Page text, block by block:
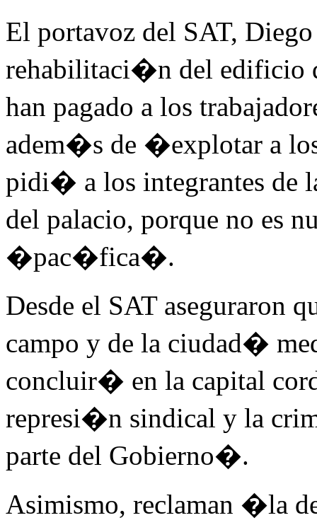
El portavoz del SAT,
rehabilitaci�n del edificio
han pagado a los
adem�s de �explotar a
pidi� a los integrantes de
del palacio, porque no es
�pac�fica�.
Desde el SAT aseguraron
campo y de la ciudad�
concluir� en la capital
represi�n sindical y la
parte del Gobierno�.
Asimismo, reclaman �la